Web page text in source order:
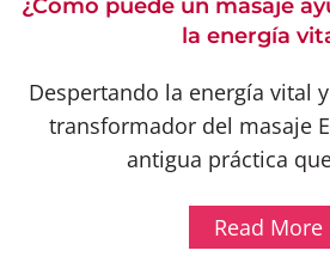
¿Cómo puede un masaje
la energía
Despertando la energía vital
transformador del masaje
antigua práctica
Read More